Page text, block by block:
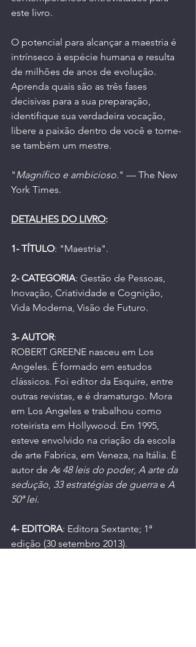
este livro.
O potencial para alcançar a maestria é
intrínseco à espécie humana e resulta
de milhões de anos de evolução.
Aprenda quais são as três fases
decisivas para a sua preparação,
identifique sua verdadeira vocação,
libere a paixão dentro de você e torne-
se também um mestre.
"Magnífico e ambicioso." — The New
York Times.
DETALHES DO LIVRO:
1- TÍTULO: "Maestria".
2- CATEGORIA: Gestão de Pessoas,
Inovação, Criatividade e Cognição,
Vida Moderna, Visão de Futuro.
3- AUTOR:
ROBERT GREENE nasceu em Los
Angeles. É formado em estudos
clássicos. Foi editor da Esquire, entre
outras revistas, e é dramaturgo. Mora
em Los Angeles e trabalhou como
roteirista em Hollywood. Em 1995,
esteve envolvido na criação da escola
de arte Fabrica, em Veneza, na Itália. É
autor de As 48 leis do poder, A arte da
sedução 33 estratégias de guerra e A
50ª lei.
4- EDITORA: Editora Sextante; 1ª
edição (30 setembro 2013).